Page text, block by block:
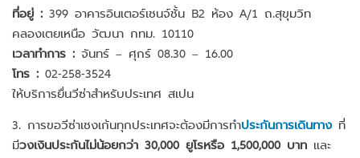
ที่อยู่ : 399 อาคารอินเตอร์เชนจ์ชั้น B2 ห้อง A/1 ถ.สุขุมวิท
คลองเตยเหนือ วัฒนา กทม. 10110
เวลาทำการ : จันทร์ – ศุกร์ 08.30 – 16.00
โทร : 02-258-3524
ให้บริการยื่นวีซ่าสำหรับประเทศ สเปน
3. การขอวีซ่าเชงเก้นทุกประเทศจะต้องมีการทำประกันการเดินทางที่
มีวงเงินประกันไม่น้อยกว่า 30,000 ยูโรหรือ 1,500,000 บาท และ